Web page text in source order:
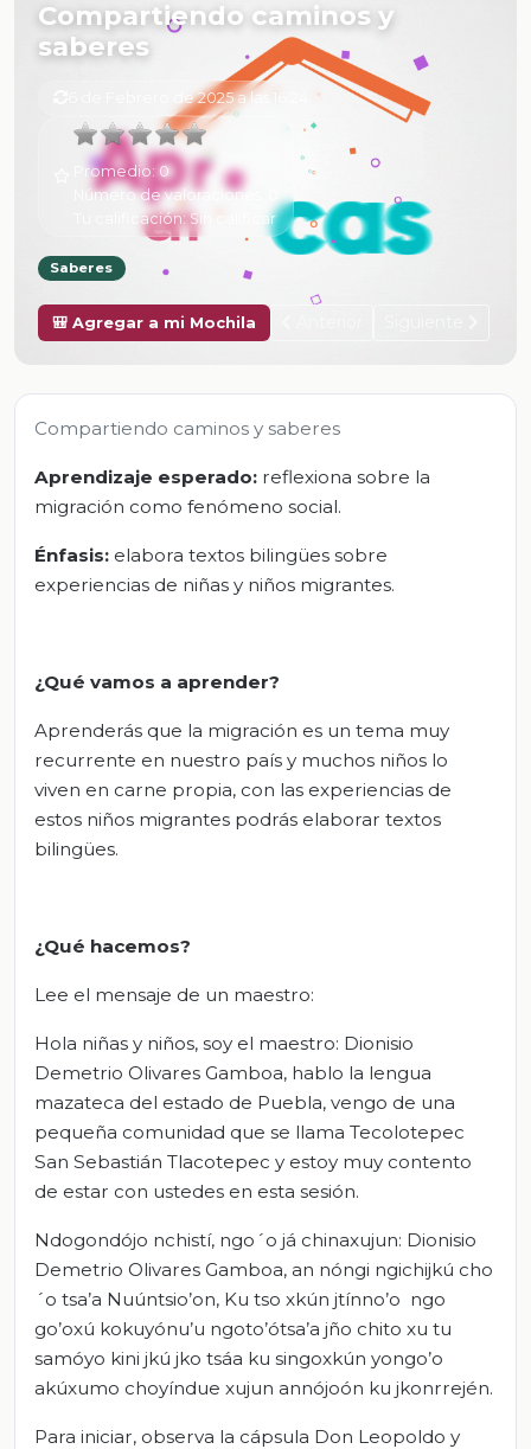
Compartiendo caminos y
saberes
6 de Febrero de 2025 a las 16:24
Promedio: 0
Número de valoraciones:
Tu calificación:Sin calificar
Saberes
🎒 Agregar a mi Mochila
Compartiendo caminos y saberes
Aprendizaje esperado: reflexiona sobre la
migración como fenómeno social.
Énfasis: elabora textos bilingües sobre
experiencias de niñas y niños migrantes.
¿Qué vamos a aprender?
Aprenderás que la migración es un tema muy
recurrente en nuestro país y muchos niños lo
viven en carne propia, con las experiencias de
estos niños migrantes podrás elaborar textos
bilingües.
¿Qué hacemos?
Lee el mensaje de un maestro:
Hola niñas y niños, soy el maestro: Dionisio
Demetrio Olivares Gamboa, hablo la lengua
mazateca del estado de Puebla, vengo de una
pequeña comunidad que se llama Tecolotepec
San Sebastián Tlacotepec y estoy muy contento
de estar con ustedes en esta sesión.
Ndogondójo nchistí, ngo´o já chinaxujun: Dionisio
Demetrio Olivares Gamboa, an nóngi ngichijkú cho
´o tsa’a Nuúntsio’on, Ku tso xkún jtínno’o ngo
go’oxú kokuyónu’u ngoto’ótsa’a jño chito xu tu
samóyo kini jkú jko tsáa ku singoxkún yongo’o
akúxumo choyíndue xujun annójoón ku jkonrrején.
Para iniciar, observa la cápsula Don Leopoldo y